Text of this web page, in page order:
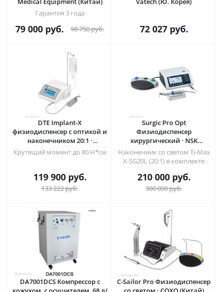
Гарантия 3 года
79 000 руб. 98 750руб. 72 027руб.
DTE Implant-X
физиодиспенсер с оптикой и
наконечником 20:1 ·
Woodpecker (Китай)
Крутящий момент до 80 Н*см
119 900руб.
133 222руб.
Surgic Pro Opt
Физиодиспенсер
хирургический · NSK
Nakanishi (Япония)
Наконечник со светом Ti-Max
X-SG20L (20:1) в комплекте
210 000руб.
300 000руб.
DA7001DCS Компрессор с
C-Sailor Pro Физиодиспенсер